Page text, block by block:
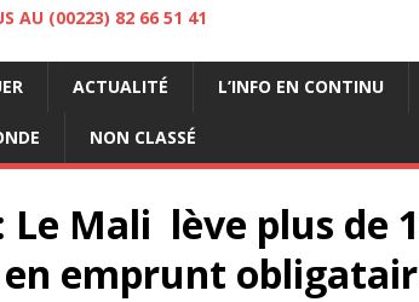
AU (00223) 82 66 51 41
ACTUALITÉ L’INFO EN CONTINU
NON CLASSÉ
Le Mali lève plus de
en emprunt